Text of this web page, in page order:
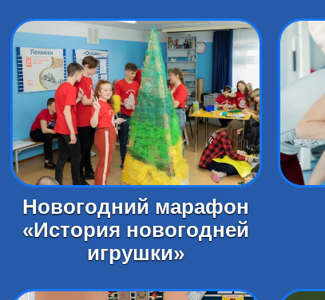
Новогодний марафон
«История новогодней
игрушки»